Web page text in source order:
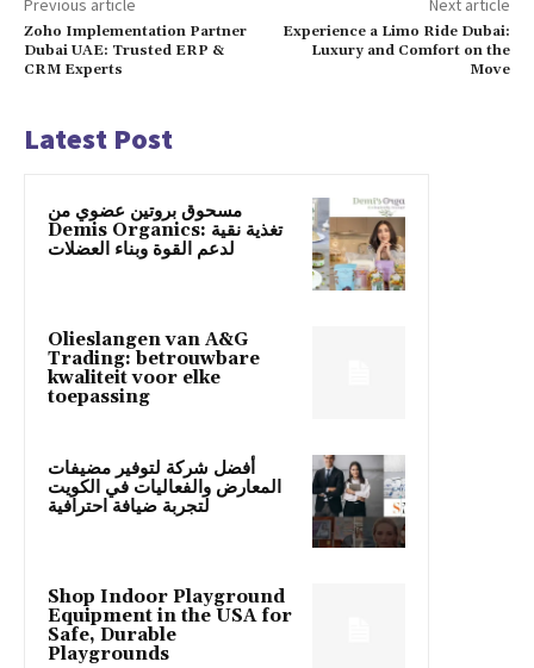
Previous article
Zoho Implementation Partner
Dubai UAE: Trusted ERP &
CRM Experts
Next article
Experience a Limo Ride Dubai:
Luxury and Comfort on the
Move
Latest Post
مسحوق بروتين عضوي من
Demis Organics: تغذية نقية
لدعم القوة وبناء العضلات
Olieslangen van A&G
Trading: betrouwbare
kwaliteit voor elke
toepassing
أفضل شركة لتوفير مضيفات
المعارض والفعاليات في الكويت
لتجربة ضيافة احترافية
Shop Indoor Playground
Equipment in the USA for
Safe, Durable
Playgrounds